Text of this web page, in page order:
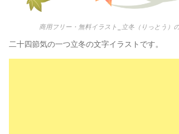
商用フリー・無料イラスト_立冬（りっとう）
二十四節気の一つ立冬の文字イラストです。